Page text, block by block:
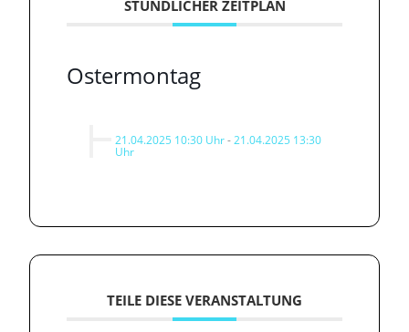
STÜNDLICHER ZEITPLAN
Ostermontag
21.04.2025 10:30 Uhr-21.04.2025 13:30
Uhr
TEILE DIESE VERANSTALTUNG